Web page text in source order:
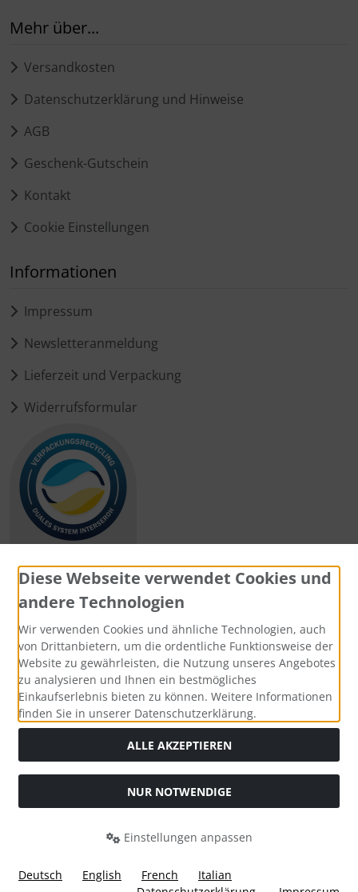
Mehr über...
Versandkosten
Datenschutzerklärung und Hinweise
AGB
Geschenk-Gutschein
Kontakt
Cookie Einstellungen
Informationen
Impressum
Newsletteranmeldung
Lieferzeit und Verpackung
Widerrufsformular
Zahlungsmethoden
Social Media
Widerrufsformular
Diese Webseite verwendet Cookies und
andere Technologien
Wir verwenden Cookies und ähnliche Technologien, auch
von Drittanbietern, um die ordentliche Funktionsweise der
Website zu gewährleisten, die Nutzung unseres Angebotes
zu analysieren und Ihnen ein bestmögliches
Einkaufserlebnis bieten zu können. Weitere Informationen
finden Sie in unserer Datenschutzerklärung.
ALLE AKZEPTIEREN
NUR NOTWENDIGE
Einstellungen anpassen
Deutsch English French
Italian